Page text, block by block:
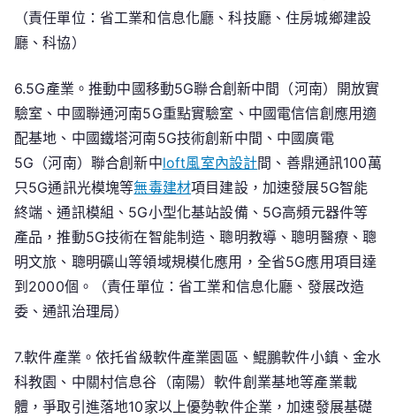
（責任單位：省工業和信息化廳、科技廳、住房城鄉建設
廳、科協）
6.5G產業。推動中國移動5G聯合創新中間（河南）開放實
驗室、中國聯通河南5G重點實驗室、中國電信信創應用適
配基地、中國鐵塔河南5G技術創新中間、中國廣電
5G（河南）聯合創新中loft風室內設計間、善鼎通訊100萬
只5G通訊光模塊等無毒建材項目建設，加速發展5G智能
終端、通訊模組、5G小型化基站設備、5G高頻元器件等
產品，推動5G技術在智能制造、聰明教導、聰明醫療、聰
明文旅、聰明礦山等領域規模化應用，全省5G應用項目達
到2000個。（責任單位：省工業和信息化廳、發展改造
委、通訊治理局）
7.軟件產業。依托省級軟件產業園區、鯤鵬軟件小鎮、金水
科教園、中關村信息谷（南陽）軟件創業基地等產業載
體，爭取引進落地10家以上優勢軟件企業，加速發展基礎